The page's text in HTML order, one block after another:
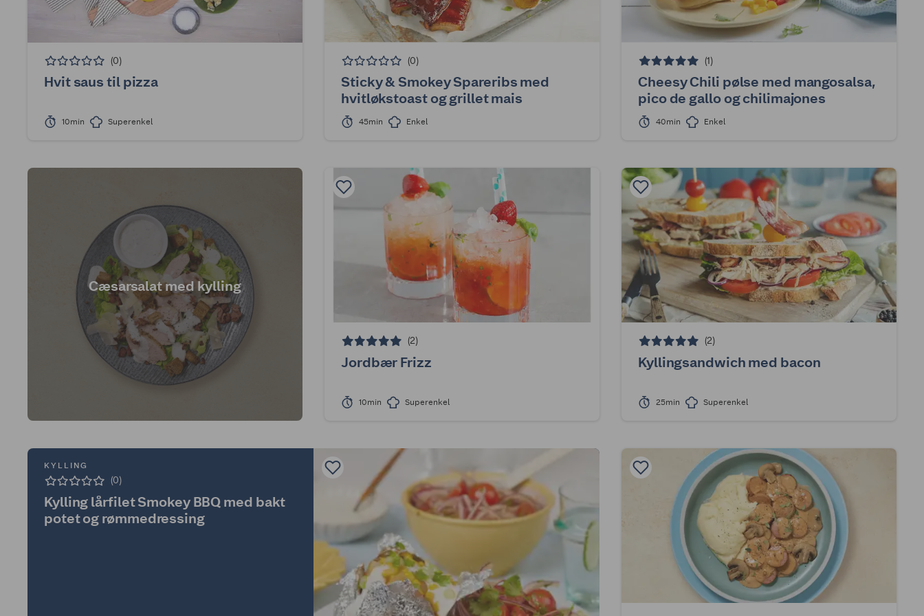
(0)
Hvit saus til pizza
10min Superenkel
(0)
Sticky & Smokey Spareribs med
hvitløkstoast og grillet mais
45min Enkel
(1)
Cheesy Chili pølse med mangosalsa,
pico de gallo og chilimajones
40min Enkel
Cæsarsalat med kylling
(2)
Jordbær Frizz
10min Superenkel
(2)
Kyllingsandwich med bacon
25min Superenkel
KYLLING
(0)
Kylling lårfilet Smokey BBQ med bakt
potet og rømmedressing